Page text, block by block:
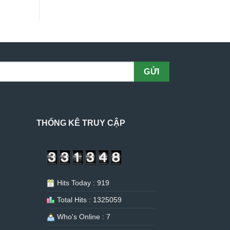
THỐNG KÊ TRUY CẬP
Hits Today : 919
Total Hits : 1325059
Who's Online : 7